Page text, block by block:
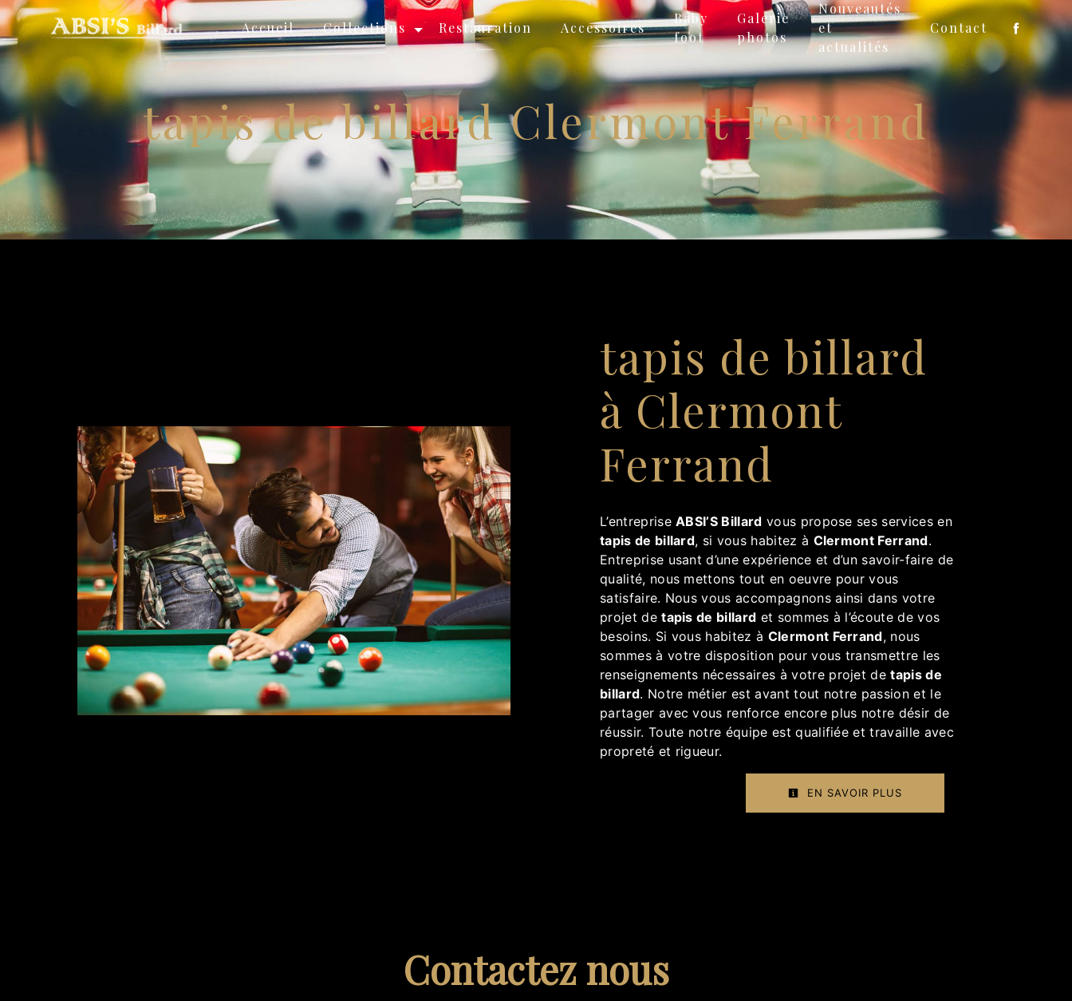
Panneau de gestion des cookies
Accueil Collections Restauration Accessoires
Baby
foot
Galerie
photos
Nouveautés
et
actualités
Contact
tapis de billard Clermont Ferrand
tapis de billard
à Clermont
Ferrand
L’entrepriseABSI’S Billard vous propose ses services en
tapis de billard, si vous habitez à Clermont Ferrand.
Entreprise usant d’une expérience et d’un savoir-faire de
qualité, nous mettons tout en oeuvre pour vous
satisfaire. Nous vous accompagnons ainsi dans votre
projet detapis de billard et sommes à l’écoute de vos
besoins. Si vous habitez à Clermont Ferrand, nous
sommes à votre disposition pour vous transmettre les
renseignements nécessaires à votre projet detapis de
billard. Notre métier est avant tout notre passion et le
partager avec vous renforce encore plus notre désir de
réussir. Toute notre équipe est qualifiée et travaille avec
propreté et rigueur.
EN SAVOIR PLUS
Contactez nous